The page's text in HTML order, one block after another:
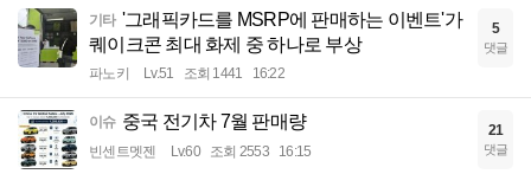
기타 '그래픽카드를 MSRP에 판매하는 이벤트'가
퀘이크콘 최대 화제 중 하나로 부상
파노키 Lv.51 조회 1441 16:22
5
댓글
이슈 중국 전기차 7월 판매량
빈센트멧젠 Lv.60 조회 2553 16:15
21
댓글